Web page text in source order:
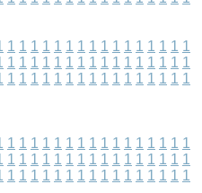
1 1 1 1 1 1 1 1 1 1 1 1 1 1 1 1
1 1 1 1 1 1 1 1 1 1 1 1 1 1 1 1
1 1 1 1 1 1 1 1 1 1 1 1 1 1 1 1
1 1 1 1 1 1 1 1 1 1 1 1 1 1 1 1
1 1 1 1 1 1 1 1 1 1 1 1 1 1 1 1
1 1 1 1 1 1 1 1 1 1 1 1 1 1 1 1